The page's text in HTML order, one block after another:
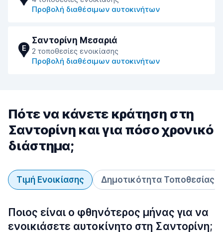
Προβολή διαθέσιμων αυτοκινήτων
E
Σαντορίνη Μεσαριά
2 τοποθεσίες ενοικίασης
Προβολή διαθέσιμων αυτοκινήτων
Πότε να κάνετε κράτηση στη
Σαντορίνη και για πόσο χρονικό
διάστημα;
Τιμή Ενοικίασης Δημοτικότητα Τοποθεσίας
Ποιος είναι ο φθηνότερος μήνας για να
ενοικιάσετε αυτοκίνητο στη Σαντορίνη;